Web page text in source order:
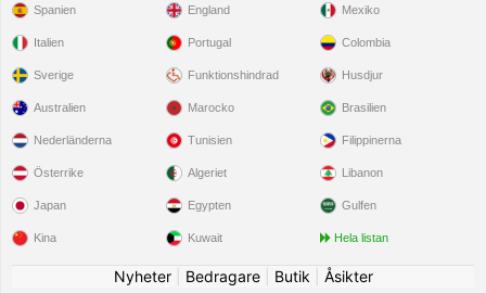
Spanien
Italien
Sverige
England
Portugal
Funktionshindrad
Mexiko
Colombia
Husdjur
Australien
Nederländerna
Österrike
Japan
Kina
Marocko
Tunisien
Algeriet
Egypten
Kuwait
Brasilien
Filippinerna
Libanon
Gulfen
Hela listan
Nyheter| Bedragare| Butik
Åsikter